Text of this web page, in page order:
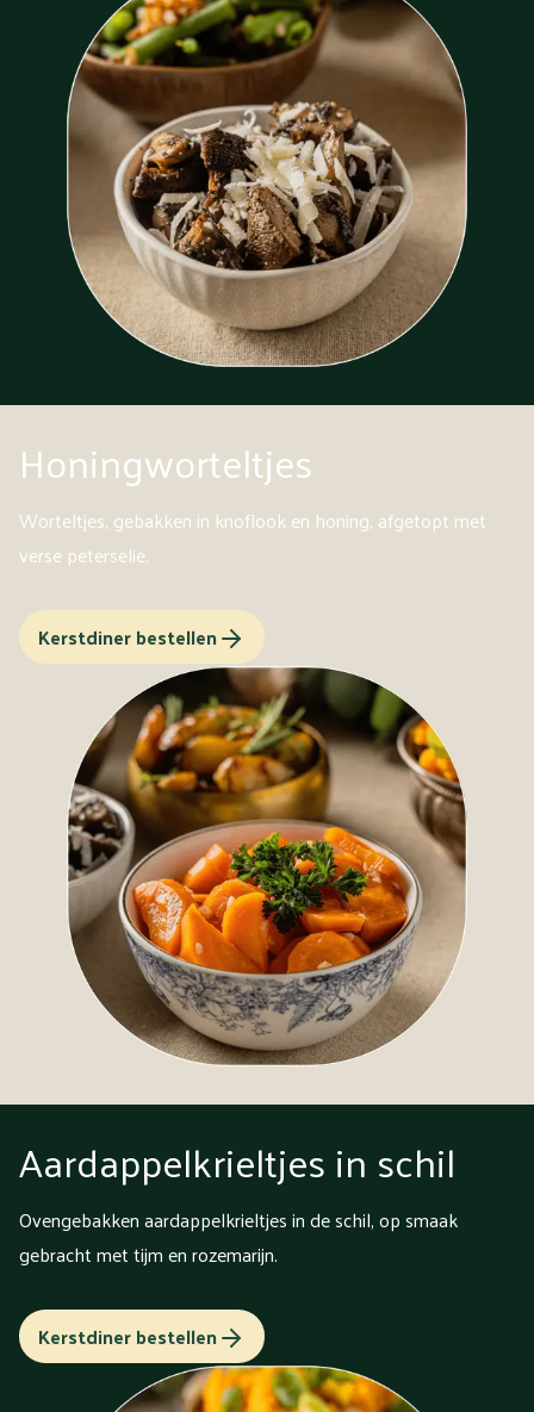
Honingworteltjes
Worteltjes, gebakken in knoflook en honing, afgetopt met
verse peterselie.
Kerstdiner bestellen
Aardappelkrieltjes in schil
Ovengebakken aardappelkrieltjes in de schil, op smaak
gebracht met tijm en rozemarijn.
Kerstdiner bestellen